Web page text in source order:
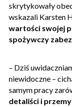
skrytykowały
wskazali Karsten
wartości swojej
spożywczy
– Dziś
niewidoczne –
samym pracy
detaliści i